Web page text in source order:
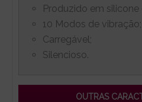
Produzido em
10 Modos de vibração;
Carregável;
Silencioso.
OUTRAS